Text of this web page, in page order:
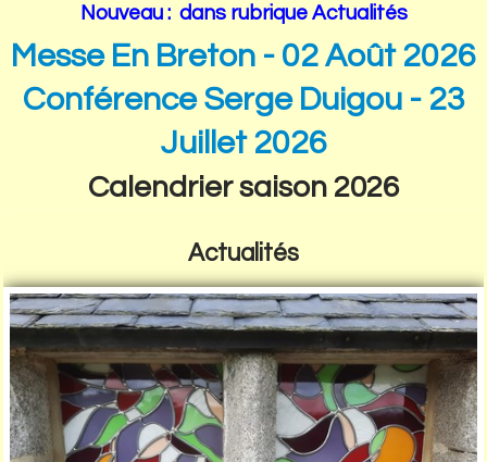
Nouveau : dans rubrique Actualités
Messe En Breton - 02 Août 2026
Conférence Serge Duigou - 23
Juillet 2026
Calendrier saison 2026
Actualités